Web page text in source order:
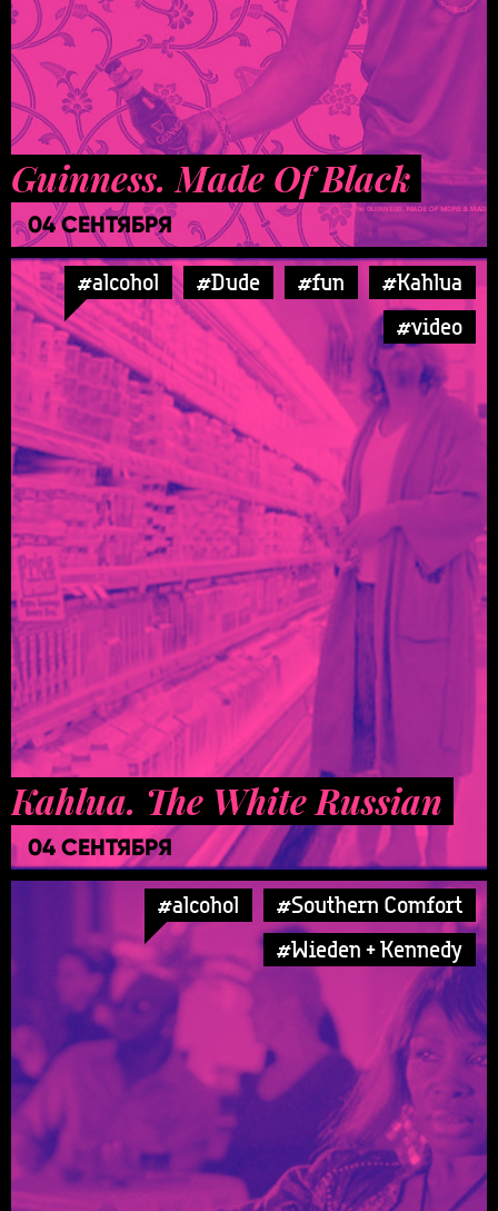
Guinness. Made Of Black
04 СЕНТЯБРЯ
#alcohol #Dude #fun
#Kahlua
#video
Kahlua. The White Russian
04 СЕНТЯБРЯ
#alcohol
#Southern Comfort
#Wieden + Kennedy